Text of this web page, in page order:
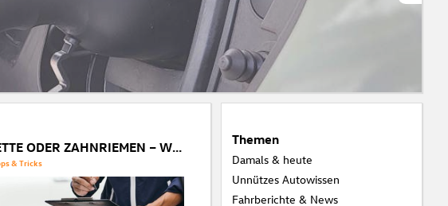
STEUERKETTE ODER ZAHNRIEMEN – WAS IST BESSER FÜR IHR AUTO?
& Tricks
Themen
Damals & heute
Unnützes Autowissen
Fahrberichte & News